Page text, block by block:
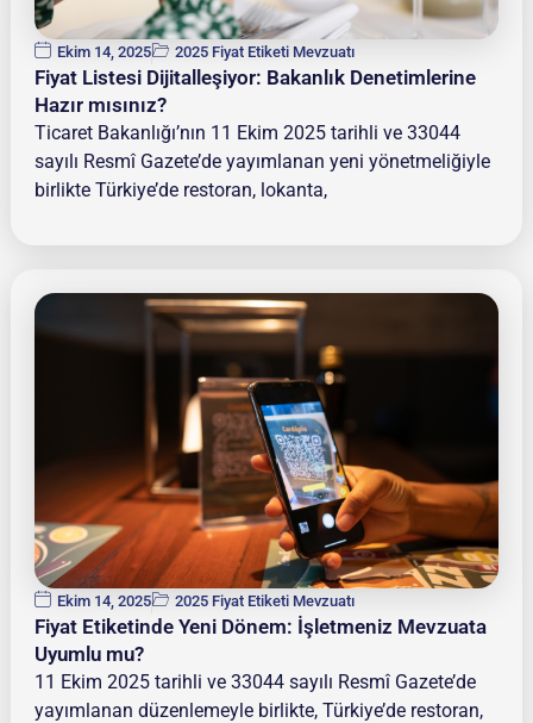
Ekim 14, 2025 2025 Fiyat Etiketi Mevzuatı
Fiyat Listesi Dijitalleşiyor: Bakanlık Denetimlerine
Hazır mısınız?
Ticaret Bakanlığı’nın 11 Ekim 2025 tarihli ve 33044
sayılı Resmî Gazete’de yayımlanan yeni yönetmeliğiyle
birlikte Türkiye’de restoran, lokanta,
Ekim 14, 2025 2025 Fiyat Etiketi Mevzuatı
Fiyat Etiketinde Yeni Dönem: İşletmeniz Mevzuata
Uyumlu mu?
11 Ekim 2025 tarihli ve 33044 sayılı Resmî Gazete’de
yayımlanan düzenlemeyle birlikte, Türkiye’de restoran,